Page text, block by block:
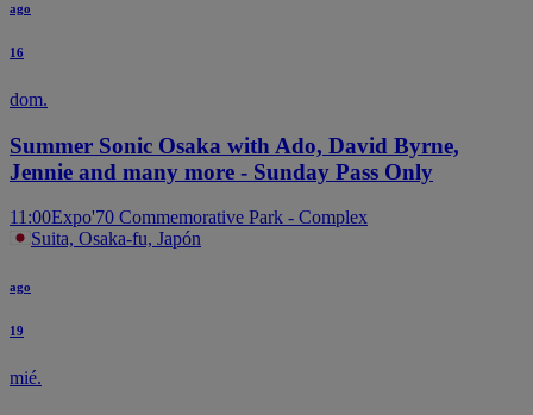
ago
16
dom.
Summer Sonic Osaka with Ado, David Byrne,
Jennie and many more - Sunday Pass Only
11:00Expo'70 Commemorative Park - Complex
Suita, Osaka-fu, Japón
ago
19
mié.